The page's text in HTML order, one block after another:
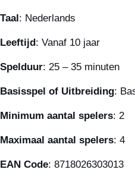
Taal: Nederlands
Leeftijd: Vanaf 10 jaar
Spelduur: 25 – 35 minuten
Basisspel of Uitbreiding:
Minimum aantal spelers: 2
Maximaal aantal spelers: 4
EAN Code: 8718026303013